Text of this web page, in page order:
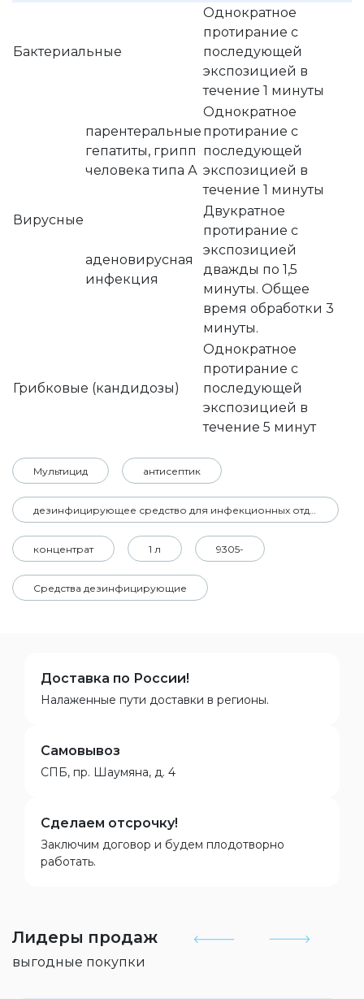
Бактериальные
Однократное
протирание с
последующей
экспозицией в
течение 1 минуты
Вирусные
парентеральные
гепатиты, грипп
человека типа А
Однократное
протирание с
последующей
экспозицией в
течение 1 минуты
аденовирусная
инфекция
Двукратное
протирание с
экспозицией
дважды по 1,5
минуты. Общее
время обработки 3
минуты.
Грибковые (кандидозы)
Однократное
протирание с
последующей
экспозицией в
течение 5 минут
Мультицид антисептик
дезинфицирующее средство для инфекционных отделений
концентрат 1 л 9305-
Средства дезинфицирующие
Доставка по России!
Налаженные пути доставки в регионы.
Самовывоз
СПБ, пр. Шаумяна, д. 4
Сделаем отсрочку!
Заключим договор и будем плодотворно
работать.
Лидеры продаж
выгодные покупки